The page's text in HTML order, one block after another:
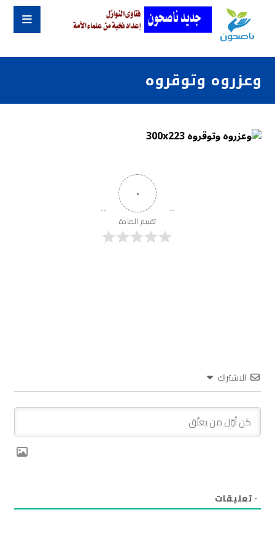
وعزروه وتوقروه
٠
تقييم المادة
الاشتراك
٠ تعليقات